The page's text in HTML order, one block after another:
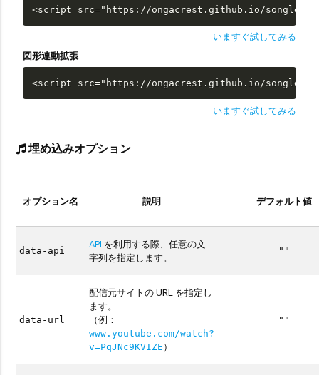
<script src="https://ongacrest.github.io/songle-
いますぐ試してみる
図形連動拡張
<script src="https://ongacrest.github.io/songle-
いますぐ試してみる
埋め込みオプション
オプション名 説明 デフォルト値
data-api
API を利用する際、任意の文
字列を指定します。
""
data-url
配信元サイトの URL を指定し
ます。
（例：
www.youtube.com/watch?
v=PqJNc9KVIZE ）
""